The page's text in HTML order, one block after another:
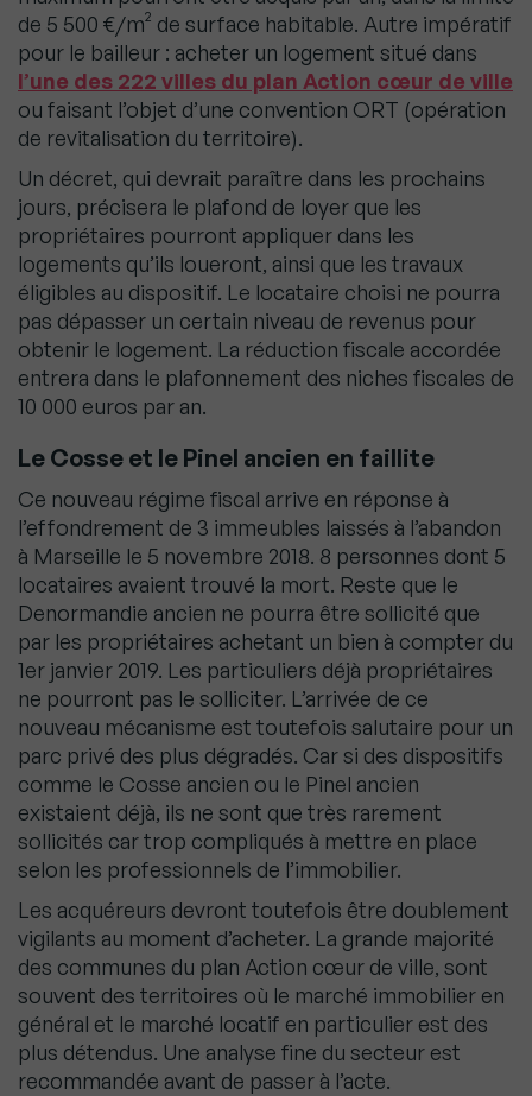
de 5 500 €/m² de surface habitable. Autre impératif
pour le bailleur : acheter un logement situé dans
l’une des 222 villes du plan Action cœur de ville
ou faisant l’objet d’une convention ORT (opération
de revitalisation du territoire).
Un décret, qui devrait paraître dans les prochains
jours, précisera le plafond de loyer que les
propriétaires pourront appliquer dans les
logements qu’ils loueront, ainsi que les travaux
éligibles au dispositif. Le locataire choisi ne pourra
pas dépasser un certain niveau de revenus pour
obtenir le logement. La réduction fiscale accordée
entrera dans le plafonnement des niches fiscales de
10 000 euros par an.
Le Cosse et le Pinel ancien en faillite
Ce nouveau régime fiscal arrive en réponse à
l’effondrement de 3 immeubles laissés à l’abandon
à Marseille le 5 novembre 2018. 8 personnes dont 5
locataires avaient trouvé la mort. Reste que le
Denormandie ancien ne pourra être sollicité que
par les propriétaires achetant un bien à compter du
1er janvier 2019. Les particuliers déjà propriétaires
ne pourront pas le solliciter. L’arrivée de ce
nouveau mécanisme est toutefois salutaire pour un
parc privé des plus dégradés. Car si des dispositifs
comme le Cosse ancien ou le Pinel ancien
existaient déjà, ils ne sont que très rarement
sollicités car trop compliqués à mettre en place
selon les professionnels de l’immobilier.
Les acquéreurs devront toutefois être doublement
vigilants au moment d’acheter. La grande majorité
des communes du plan Action cœur de ville, sont
souvent des territoires où le marché immobilier en
général et le marché locatif en particulier est des
plus détendus. Une analyse fine du secteur est
recommandée avant de passer à l’acte.